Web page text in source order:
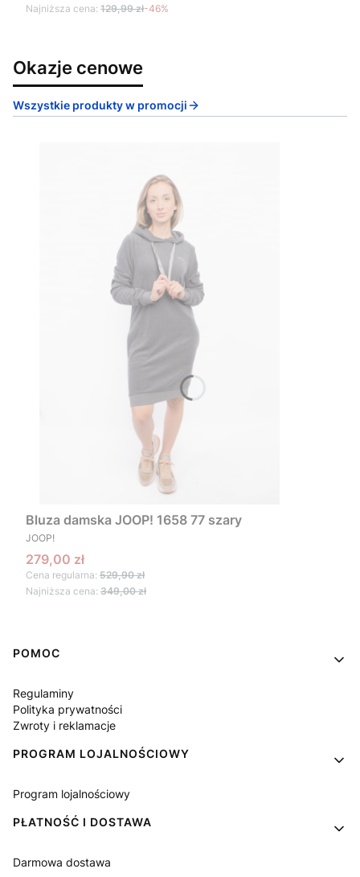
Najniższa cena: 129,99 zł-46%
Okazje cenowe
Wszystkie produkty w promocji
Bluza damska JOOP! 1658 77 szary
PRODUCENT
JOOP!
Cena promocyjna
279,00 zł
Cena regularna: 529,90 zł
Najniższa cena: 349,00 zł
Linki w stopce
POMOC
Regulaminy
Polityka prywatności
Zwroty i reklamacje
PROGRAM LOJALNOŚCIOWY
Program lojalnościowy
PŁATNOŚĆ I DOSTAWA
Darmowa dostawa